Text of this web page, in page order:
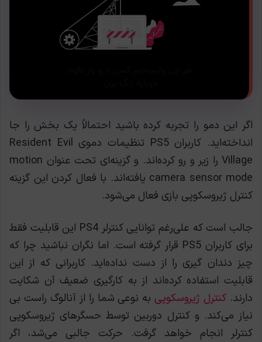
اگر این دمو را تجربه کرده باشید احتمالاً یک بخش را جا
انداخته‌اید. کاربران PS5 تنظیمات دموی Resident Evil
Village را زیر و رو کرده‌اند. و گزینه‌ای تحت عنوان motion
camera sensor mode یافته‌اند. با فعال کردن این گزینه
کنترل ژیروسکوپی بازی فعال می‌شود.
جالب است که علی‌رغم توانایی کنترلر PS4 این قابلیت فقط
برای کاربران PS5 قرار گرفته است. اما نگران نباشید چرا که
چیز دندان گیری را از دست نداده‌اید. کاربرانی که از این
قابلیت استفاده کرده‌اند از به کارگیری ضعیف آن شکایت
دارند. کنترل ژیروسکوپی به نوعی شما را از آنالوگ راست بی
نیاز می‌کند. و کنترل دوربین توسط حسگرهای ژیروسکوپی
کنترلر انجام خواهد گرفت. حرکت جالبی می‌شد، اگر